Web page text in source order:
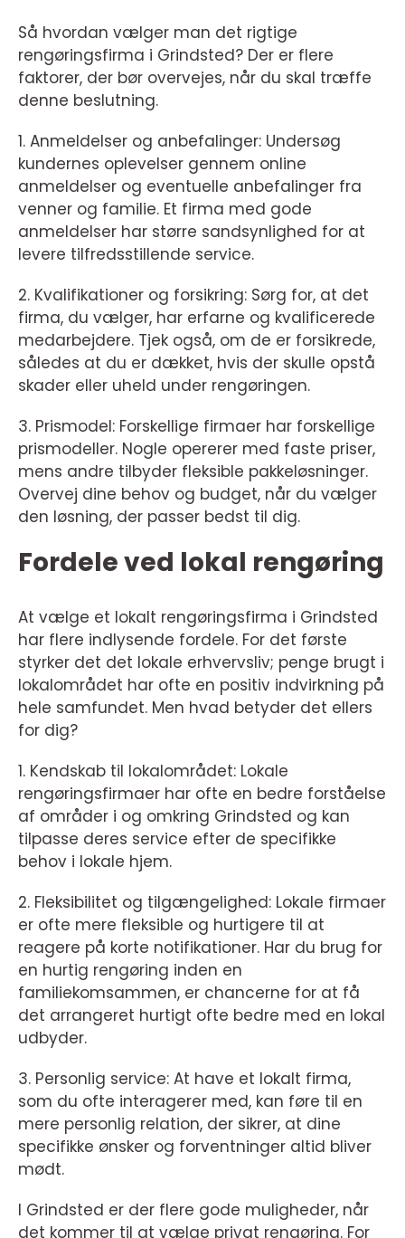
Så hvordan vælger man det rigtige
rengøringsfirma i Grindsted? Der er flere
faktorer, der bør overvejes, når du skal træffe
denne beslutning.
1. Anmeldelser og anbefalinger: Undersøg
kundernes oplevelser gennem online
anmeldelser og eventuelle anbefalinger fra
venner og familie. Et firma med gode
anmeldelser har større sandsynlighed for at
levere tilfredsstillende service.
2. Kvalifikationer og forsikring: Sørg for, at det
firma, du vælger, har erfarne og kvalificerede
medarbejdere. Tjek også, om de er forsikrede,
således at du er dækket, hvis der skulle opstå
skader eller uheld under rengøringen.
3. Prismodel: Forskellige firmaer har forskellige
prismodeller. Nogle opererer med faste priser,
mens andre tilbyder fleksible pakkeløsninger.
Overvej dine behov og budget, når du vælger
den løsning, der passer bedst til dig.
Fordele ved lokal rengøring
At vælge et lokalt rengøringsfirma i Grindsted
har flere indlysende fordele. For det første
styrker det det lokale erhvervsliv; penge brugt i
lokalområdet har ofte en positiv indvirkning på
hele samfundet. Men hvad betyder det ellers
for dig?
1. Kendskab til lokalområdet: Lokale
rengøringsfirmaer har ofte en bedre forståelse
af områder i og omkring Grindsted og kan
tilpasse deres service efter de specifikke
behov i lokale hjem.
2. Fleksibilitet og tilgængelighed: Lokale firmaer
er ofte mere fleksible og hurtigere til at
reagere på korte notifikationer. Har du brug for
en hurtig rengøring inden en
familiekomsammen, er chancerne for at få
det arrangeret hurtigt ofte bedre med en lokal
udbyder.
3. Personlig service: At have et lokalt firma,
som du ofte interagerer med, kan føre til en
mere personlig relation, der sikrer, at dine
specifikke ønsker og forventninger altid bliver
mødt.
I Grindsted er der flere gode muligheder, når
det kommer til at vælge privat rengøring. For